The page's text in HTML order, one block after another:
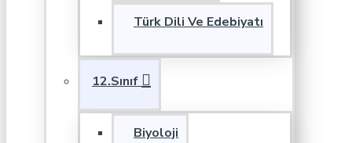
Türk Dili Ve Edebiyatı
12.Sınıf
Biyoloji